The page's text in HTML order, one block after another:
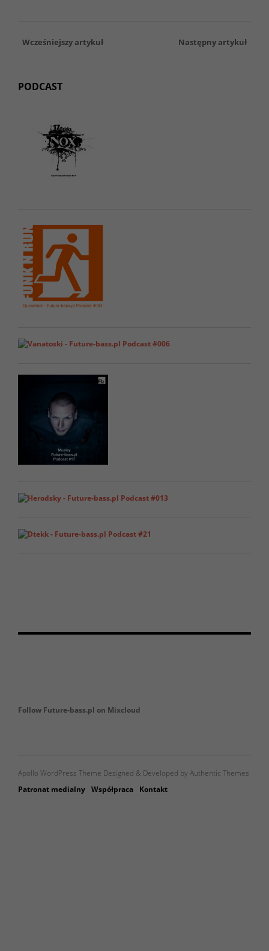
Wcześniejszy artykuł Następny artykuł
PODCAST
Follow Future-bass.pl on Mixcloud
Apollo WordPress Theme Designed & Developed by Authentic Themes
Patronat medialny Współpraca Kontakt